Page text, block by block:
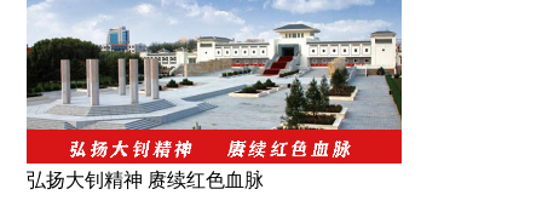
弘扬大钊精神 赓续红色血脉